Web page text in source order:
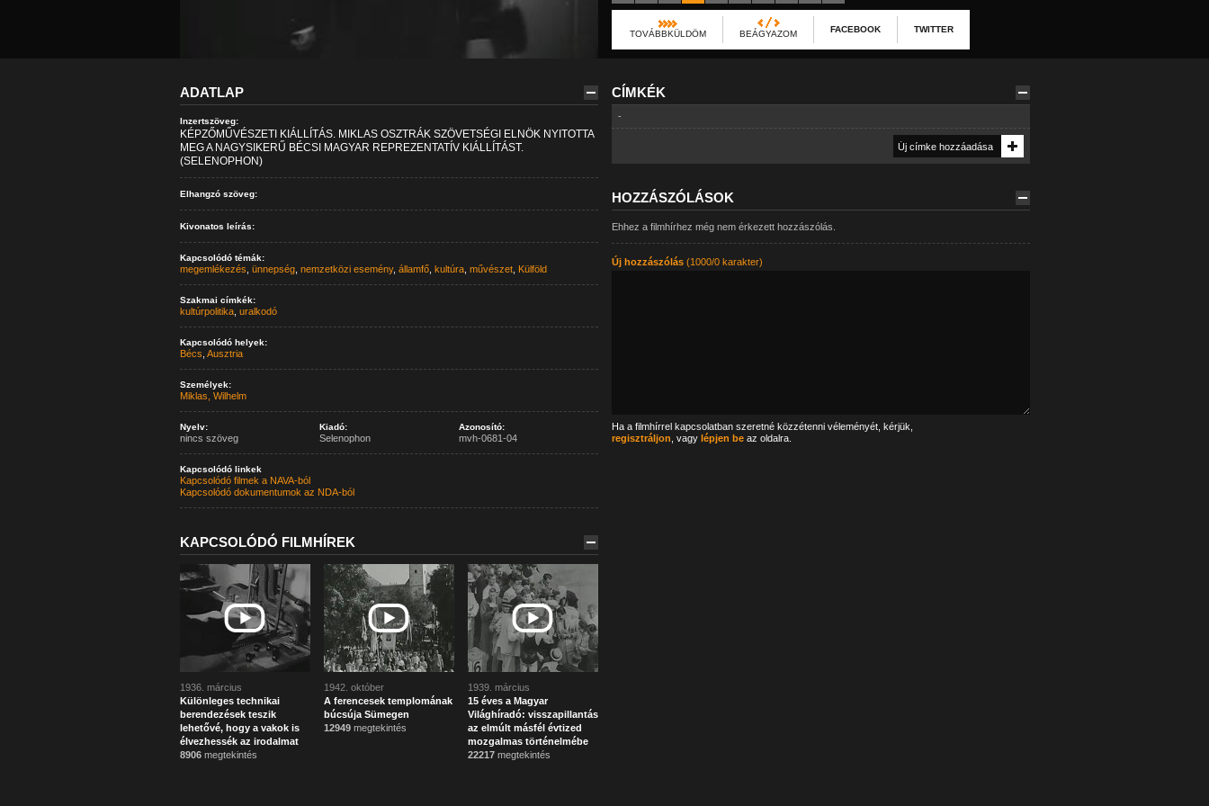
TOVÁBBKÜLDÖM BEÁGYAZOM FACEBOOK TWITTER
ADATLAP
Inzertszöveg:
KÉPZŐMŰVÉSZETI KIÁLLÍTÁS. MIKLAS OSZTRÁK SZÖVETSÉGI ELNÖK NYITOTTA
MEG A NAGYSIKERŰ BÉCSI MAGYAR REPREZENTATÍV KIÁLLÍTÁST.
(SELENOPHON)
Elhangzó szöveg:
Kivonatos leírás:
Kapcsolódó témák:
megemlékezés ünnepség, nemzetközi esemény, államfő, kultúra, művészet, Külföld
Szakmai címkék:
kultúrpolitika, uralkodó
Kapcsolódó helyek:
Bécs Ausztria
Személyek:
Miklas, Wilhelm
Nyelv:
nincs szöveg
Kiadó:
Selenophon
Azonosító:
mvh-0681-04
Kapcsolódó linkek
Kapcsolódó filmek a NAVA-ból
Kapcsolódó dokumentumok az NDA-ból
KAPCSOLÓDÓ FILMHÍREK
1936. március
Különleges technikai
berendezések teszik
lehetővé, hogy a vakok is
élvezhessék az irodalmat
8906megtekintés
1942. október
A ferencesek templomának
búcsúja Sümegen
12949megtekintés
1939. március
15 éves a Magyar
Világhíradó: visszapillantás
az elmúlt másfél évtized
mozgalmas történelmébe
22217megtekintés
CÍMKÉK
-
HOZZÁSZÓLÁSOK
Ehhez a filmhírhez még nem érkezett hozzászólás.
Új hozzászólás(1000/0 karakter)
Ha a filmhírrel kapcsolatban szeretné közzétenni véleményét, kérjük,
regisztráljon , vagy lépjen beaz oldalra.